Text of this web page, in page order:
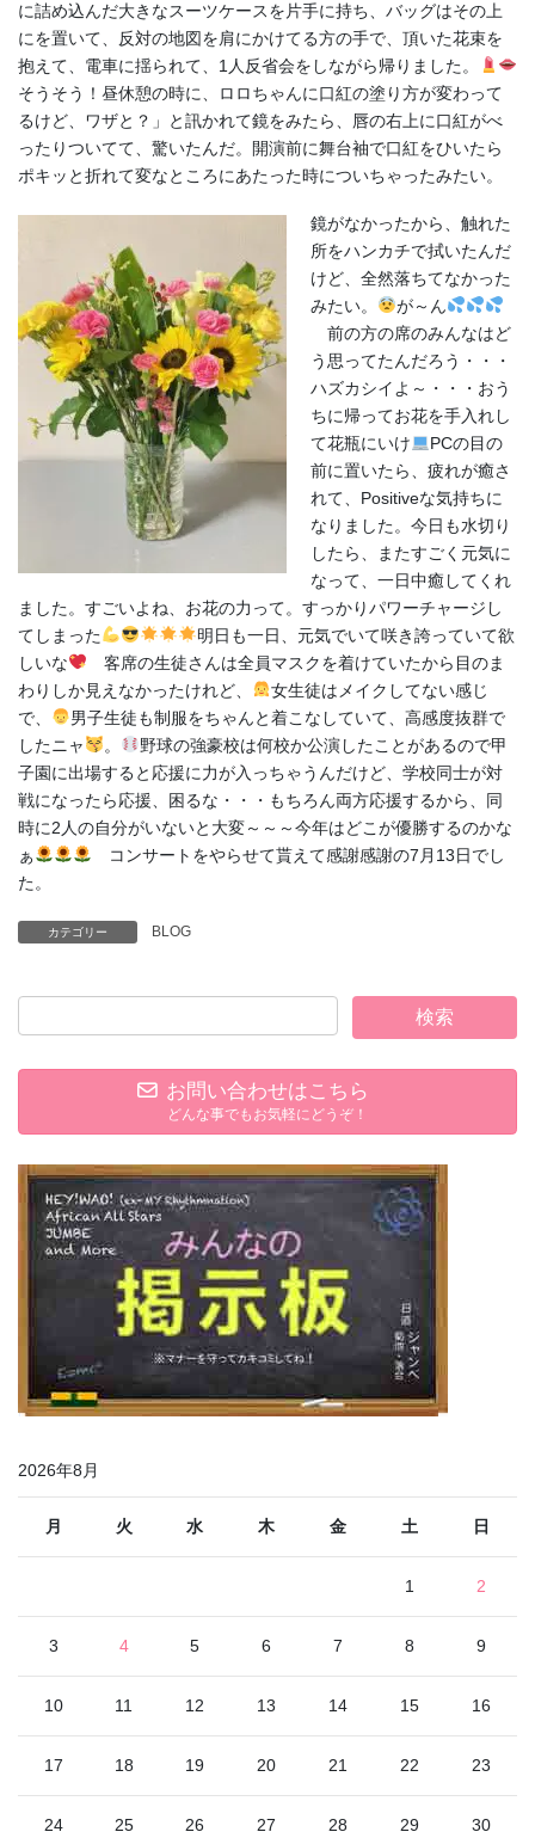
に詰め込んだ大きなスーツケースを片手に持ち、バッグはその上
にを置いて、反対の地図を肩にかけてる方の手で、頂いた花束を
抱えて、電車に揺られて、1人反省会をしながら帰りました。
そうそう！昼休憩の時に、ロロちゃんに口紅の塗り方が変わって
るけど、ワザと？」と訊かれて鏡をみたら、唇の右上に口紅がべ
ったりついてて、驚いたんだ。開演前に舞台袖で口紅をひいたら
ポキッと折れて変なところにあたった時についちゃったみたい。
鏡がなかったから、触れた
所をハンカチで拭いたんだ
けど、全然落ちてなかった
みたい。
が～ん
前の方の席のみんなはど
う思ってたんだろう・・・
ハズカシイよ～・・・おう
ちに帰ってお花を手入れし
て花瓶にいけ
PCの目の
前に置いたら、疲れが癒さ
れて、Positiveな気持ちに
なりました。今日も水切り
したら、またすごく元気に
なって、一日中癒してくれ
ました。すごいよね、お花の力って。すっかりパワーチャージし
てしまった
明日も一日、元気でいて咲き誇っていて欲
しいな
客席の生徒さんは全員マスクを着けていたから目のま
わりしか見えなかったけれど、
女生徒はメイクしてない感じ
で、
男子生徒も制服をちゃんと着こなしていて、高感度抜群で
したニャ
。
野球の強豪校は何校か公演したことがあるので甲
子園に出場すると応援に力が入っちゃうんだけど、学校同士が対
戦になったら応援、困るな・・・もちろん両方応援するから、同
時に2人の自分がいないと大変～～～今年はどこが優勝するのかな
ぁ
コンサートをやらせて貰えて感謝感謝の7月13日でし
た。
カテゴリー BLOG
お問い合わせはこちら
どんな事でもお気軽にどうぞ！
2026年8月
月 火 水 木 金 土 日
1 2
3 4 5 6 7 8 9
10 11 12 13 14 15 16
17 18 19 20 21 22 23
24 25 26 27 28 29 30